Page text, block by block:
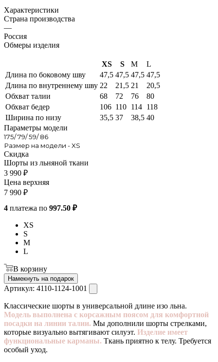
Характеристики
Страна производства
—
Россия
Обмеры изделия
XS S M
L
Длина по боковому шву
47,5 47,5 47,5 47,5
Длина по внутреннему шву 22 21,5 21
20,5
Обхват талии
68 72 76
80
Обхват бедер
106 110 114 118
Ширина по низу
35,5 37 38,5 40
Параметры модели
175/ 79/ 59/ 86
Размер на модели - XS
Скидка
Шорты из льняной ткани
3 990 ₽
Цена верхняя
7 990 ₽
4 платежа по 997.50 ₽
XS
S
M
L
В корзину
Намекнуть на подарок
Артикул: 4110-1124-1001
Классические шорты в универсальной длине изо льна.
Модель выполнена с корсажным поясом для комфортной
посадки на линии талии. Мы дополнили шорты стрелками,
которые визуально вытягивают силуэт. Изделие имеет
функциональные карманы. Ткань приятно к телу. Требуется
особый уход.